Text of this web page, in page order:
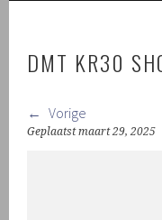
DMT KR30
Vorige
Geplaatstmaart 29, 2025